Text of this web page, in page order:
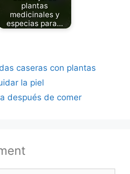
plantas
medicinales y
especias para…
caseras con plantas
la piel
después de comer